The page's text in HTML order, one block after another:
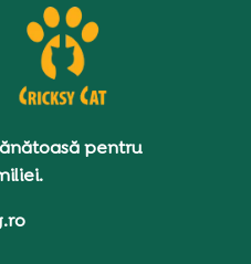
pentru